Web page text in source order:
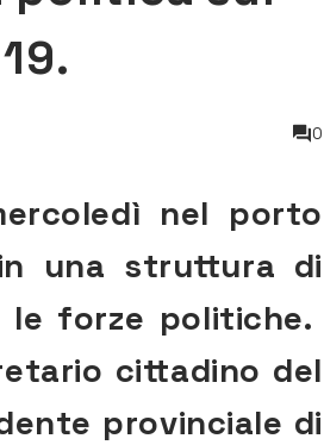
0
nel porto
una struttura di
forze politiche.
cittadino del
provinciale di